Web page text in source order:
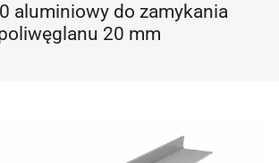
aluminiowy do zamykania
20 mm